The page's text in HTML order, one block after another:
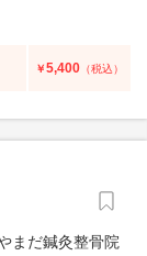
￥5,400 （税込）